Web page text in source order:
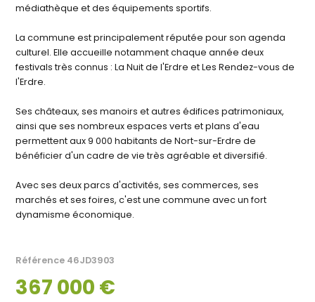
médiathèque et des équipements sportifs.
La commune est principalement réputée pour son agenda
culturel. Elle accueille notamment chaque année deux
festivals très connus : La Nuit de l'Erdre et Les Rendez-vous de
l'Erdre.
Ses châteaux, ses manoirs et autres édifices patrimoniaux,
ainsi que ses nombreux espaces verts et plans d'eau
permettent aux 9 000 habitants de Nort-sur-Erdre de
bénéficier d'un cadre de vie très agréable et diversifié.
Avec ses deux parcs d'activités, ses commerces, ses
marchés et ses foires, c'est une commune avec un fort
dynamisme économique.
367 000 €
Référence 46JD3903